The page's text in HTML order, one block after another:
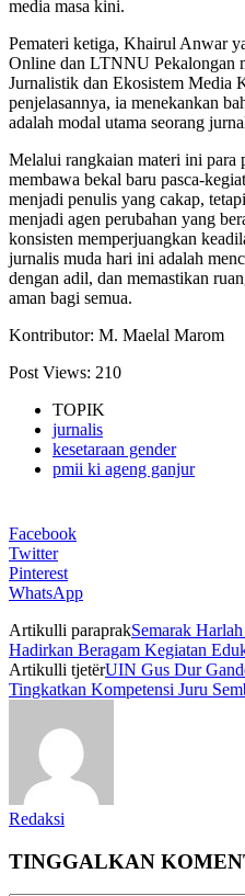
media masa kini.
Pemateri ketiga, Khairul Anwar
Online dan LTNNU Pekalongan
Jurnalistik dan Ekosistem Media
penjelasannya, ia menekankan
adalah modal utama seorang
Melalui rangkaian materi ini para
membawa bekal baru pasca-
menjadi penulis yang cakap,
menjadi agen perubahan yang
konsisten memperjuangkan
jurnalis muda hari ini adalah
dengan adil, dan memastikan
aman bagi semua.
Kontributor: M. Maelal Marom
Post Views: 210
TOPIK
jurnalis
kesetaraan gender
pmii ki ageng ganjur
Facebook
Twitter
Pinterest
WhatsApp
Artikulli paraprakSemarak
Hadirkan Beragam Kegiatan
Artikulli tjetërUIN Gus Dur
Tingkatkan Kompetensi Juru
Redaksi
TINGGALKAN